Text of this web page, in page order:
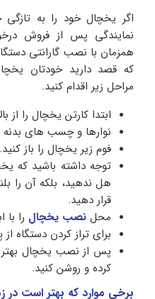
اگر یخچال خود را به تازگی
نمایندگی پس از فروش
همزمان با نصب گارانتی
که قصد دارید خودتان
مراحل زیر اقدام کنید.
ابتدا کارتن یخچال را از
نوارها و چسب های بدنه
فوم زیر یخچال را باز کنید.
توجه داشته باشید که
هل ندهید، بلکه آن را
قرار دهید.
محل نصب یخچال را
برای تراز کردن دستگاه
پس از نصب یخچال
کرده و روشن کنید.
برخی موارد که بهتر است